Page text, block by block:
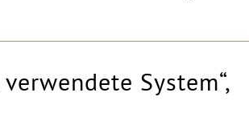
System“,